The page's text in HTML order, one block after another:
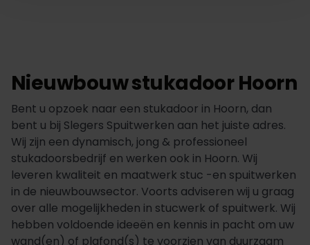
Nieuwbouw stukadoor Hoorn
Bent u opzoek naar een stukadoor in Hoorn, dan
bent u bij Slegers Spuitwerken aan het juiste adres.
Wij zijn een dynamisch, jong & professioneel
stukadoorsbedrijf en werken ook in Hoorn. Wij
leveren kwaliteit en maatwerk stuc -en spuitwerken
in de nieuwbouwsector. Voorts adviseren wij u graag
over alle mogelijkheden in stucwerk of spuitwerk. Wij
hebben voldoende ideeën en kennis in pacht om uw
wand(en) of plafond(s) te voorzien van duurzaam